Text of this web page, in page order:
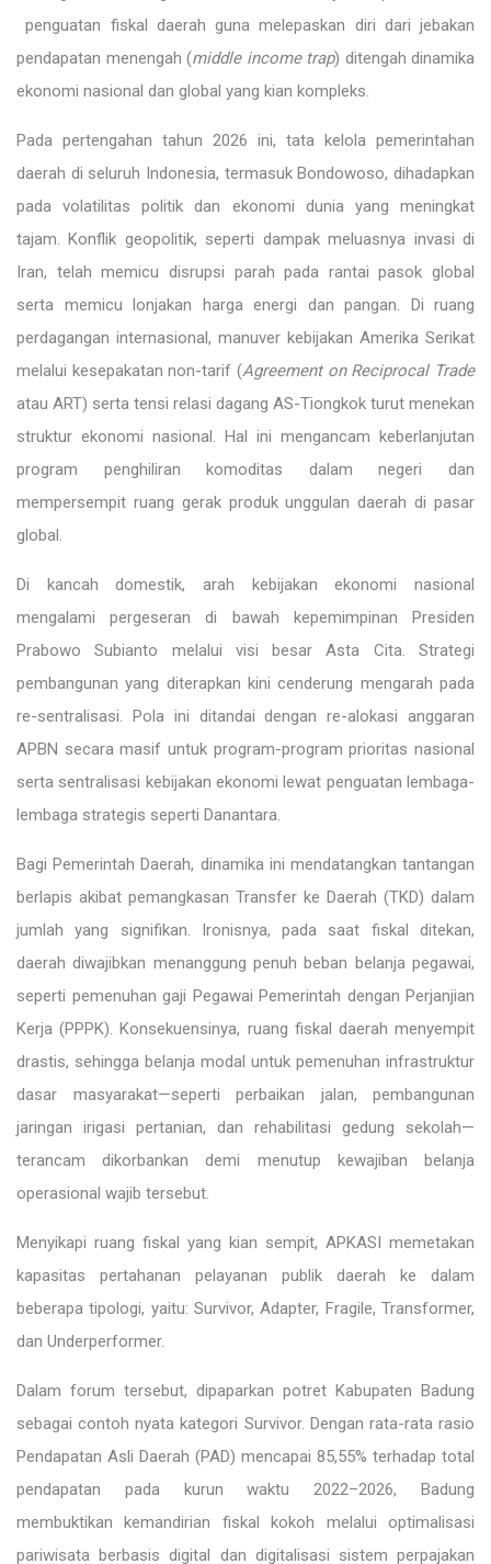
penguatan fiskal daerah guna melepaskan diri dari jebakan
pendapatan menengah (middle income trap) ditengah dinamika
ekonomi nasional dan global yang kian kompleks.
Pada pertengahan tahun 2026 ini, tata kelola pemerintahan
daerah di seluruh Indonesia, termasuk Bondowoso, dihadapkan
pada volatilitas politik dan ekonomi dunia yang meningkat
tajam. Konflik geopolitik, seperti dampak meluasnya invasi di
Iran, telah memicu disrupsi parah pada rantai pasok global
serta memicu lonjakan harga energi dan pangan. Di ruang
perdagangan internasional, manuver kebijakan Amerika Serikat
melalui kesepakatan non-tarif (Agreement on Reciprocal Trade
atau ART) serta tensi relasi dagang AS-Tiongkok turut menekan
struktur ekonomi nasional. Hal ini mengancam keberlanjutan
program penghiliran komoditas dalam negeri dan
mempersempit ruang gerak produk unggulan daerah di pasar
global.
Di kancah domestik, arah kebijakan ekonomi nasional
mengalami pergeseran di bawah kepemimpinan Presiden
Prabowo Subianto melalui visi besar Asta Cita. Strategi
pembangunan yang diterapkan kini cenderung mengarah pada
re-sentralisasi. Pola ini ditandai dengan re-alokasi anggaran
APBN secara masif untuk program-program prioritas nasional
serta sentralisasi kebijakan ekonomi lewat penguatan lembaga-
lembaga strategis seperti Danantara.
Bagi Pemerintah Daerah, dinamika ini mendatangkan tantangan
berlapis akibat pemangkasan Transfer ke Daerah (TKD) dalam
jumlah yang signifikan. Ironisnya, pada saat fiskal ditekan,
daerah diwajibkan menanggung penuh beban belanja pegawai,
seperti pemenuhan gaji Pegawai Pemerintah dengan Perjanjian
Kerja (PPPK). Konsekuensinya, ruang fiskal daerah menyempit
drastis, sehingga belanja modal untuk pemenuhan infrastruktur
dasar masyarakat—seperti perbaikan jalan, pembangunan
jaringan irigasi pertanian, dan rehabilitasi gedung sekolah—
terancam dikorbankan demi menutup kewajiban belanja
operasional wajib tersebut.
Menyikapi ruang fiskal yang kian sempit, APKASI memetakan
kapasitas pertahanan pelayanan publik daerah ke dalam
beberapa tipologi, yaitu: Survivor, Adapter, Fragile, Transformer,
dan Underperformer.
Dalam forum tersebut, dipaparkan potret Kabupaten Badung
sebagai contoh nyata kategori Survivor. Dengan rata-rata rasio
Pendapatan Asli Daerah (PAD) mencapai 85,55% terhadap total
pendapatan pada kurun waktu 2022–2026, Badung
membuktikan kemandirian fiskal kokoh melalui optimalisasi
pariwisata berbasis digital dan digitalisasi sistem perpajakan